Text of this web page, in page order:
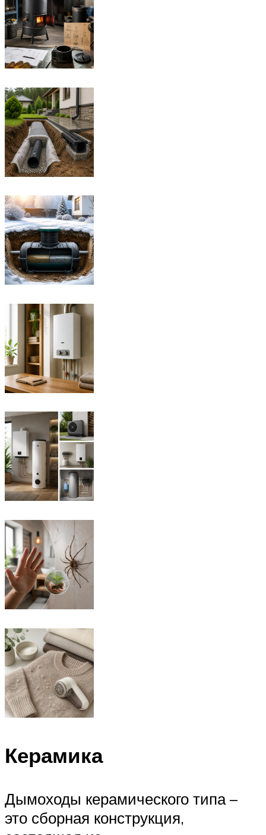
Керамика
Дымоходы керамического типа –
это сборная конструкция,